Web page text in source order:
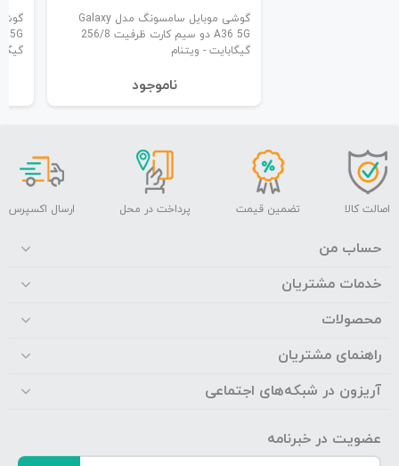
گوشی موبایل سامسونگ مدل Galaxy
A36 5G دو سیم کارت ظرفیت 256/8
گیگابایت - ویتنام
نا‌موجود
اصالت کالا تضمین قیمت پرداخت در محل ارسال اکسپرس
حساب من
خدمات مشتریان
محصولات
راهنمای مشتریان
آریزون در شبکه‌های اجتماعی
عضویت در خبرنامه